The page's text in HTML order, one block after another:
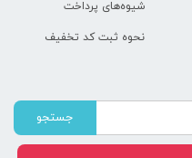
شیوه‌های پرداخت
نحوه ثبت کد تخفیف
جستجو